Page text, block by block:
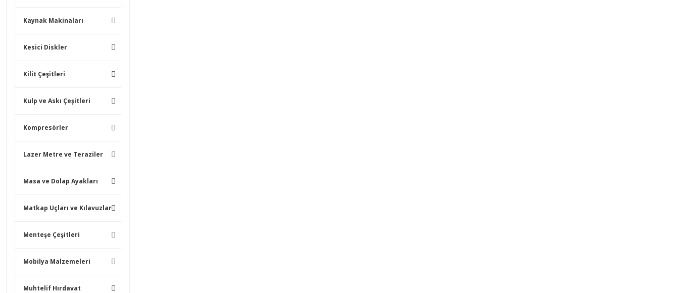
Kaynak Makinaları
Kesici Diskler
Kilit Çeşitleri
Kulp ve Askı Çeşitleri
Kompresörler
Lazer Metre ve Teraziler
Masa ve Dolap Ayakları
Matkap Uçları ve Kılavuzlar
Menteşe Çeşitleri
Mobilya Malzemeleri
Muhtelif Hırdavat